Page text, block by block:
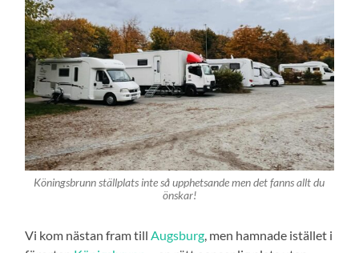
Köningsbrunn ställplats inte så upphetsande men det fanns allt du
önskar!
Vi kom nästan fram tillAugsburg, men hamnade istället i